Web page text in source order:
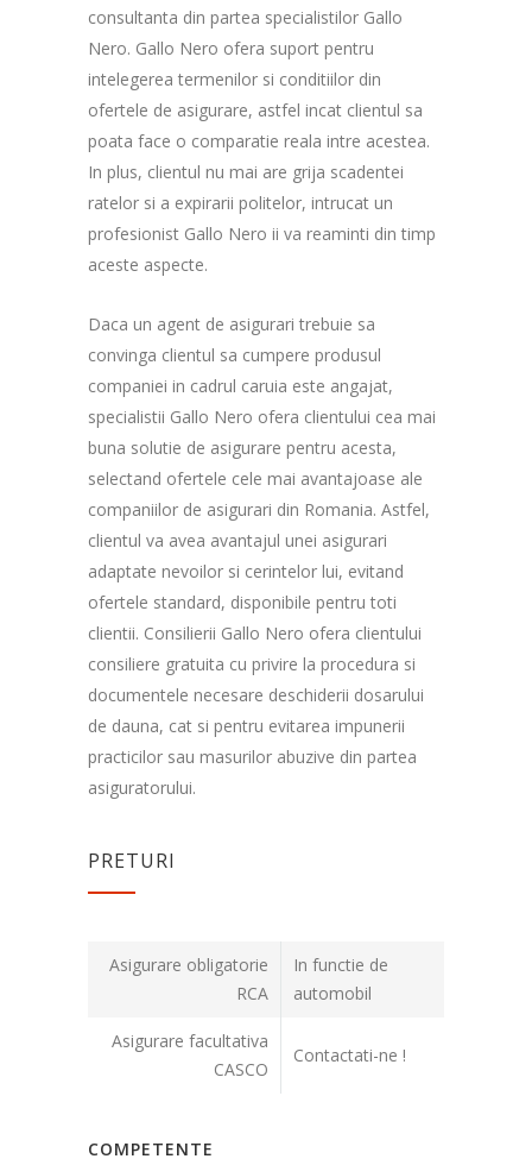
consultanta din partea specialistilor Gallo
Nero. Gallo Nero ofera suport pentru
intelegerea termenilor si conditiilor din
ofertele de asigurare, astfel incat clientul sa
poata face o comparatie reala intre acestea.
In plus, clientul nu mai are grija scadentei
ratelor si a expirarii politelor, intrucat un
profesionist Gallo Nero ii va reaminti din timp
aceste aspecte.
Daca un agent de asigurari trebuie sa
convinga clientul sa cumpere produsul
companiei in cadrul caruia este angajat,
specialistii Gallo Nero ofera clientului cea mai
buna solutie de asigurare pentru acesta,
selectand ofertele cele mai avantajoase ale
companiilor de asigurari din Romania. Astfel,
clientul va avea avantajul unei asigurari
adaptate nevoilor si cerintelor lui, evitand
ofertele standard, disponibile pentru toti
clientii. Consilierii Gallo Nero ofera clientului
consiliere gratuita cu privire la procedura si
documentele necesare deschiderii dosarului
de dauna, cat si pentru evitarea impunerii
practicilor sau masurilor abuzive din partea
asiguratorului.
PRETURI
Asigurare obligatorie
RCA
In functie de
automobil
Asigurare facultativa
CASCO
Contactati-ne !
COMPETENTE